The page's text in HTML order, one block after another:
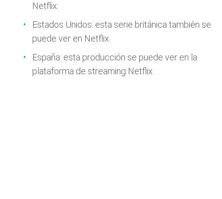
Netflix.
Estados Unidos: esta serie británica también se
puede ver en Netflix.
España: esta producción se puede ver en la
plataforma de streaming Netflix.